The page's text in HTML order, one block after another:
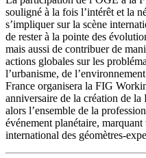
souligné à la fois l’intérêt et la
s’impliquer sur la scène
de rester à la pointe des
mais aussi de contribuer de
actions globales sur les
l’urbanisme, de
France organisera la FIG
anniversaire de la création de
alors l’ensemble de la
événement planétaire,
international des géomètres-